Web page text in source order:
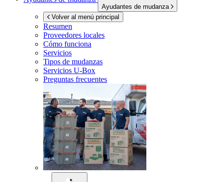
Ayudantes de mudanza
Volver al menú principal
Resumen
Proveedores locales
Cómo funciona
Servicios
Tipos de mudanzas
Servicios U-Box
Preguntas frecuentes